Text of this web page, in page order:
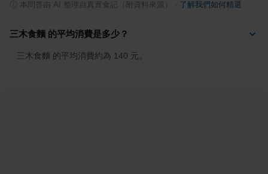
本問答由 AI 整理自真實食記（附資料來源） 了解我們如何精選
三木食麵 的平均消費是多少？
三木食麵 的平均消費約為 140 元。